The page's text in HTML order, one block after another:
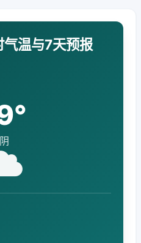
温与7天预报
阴